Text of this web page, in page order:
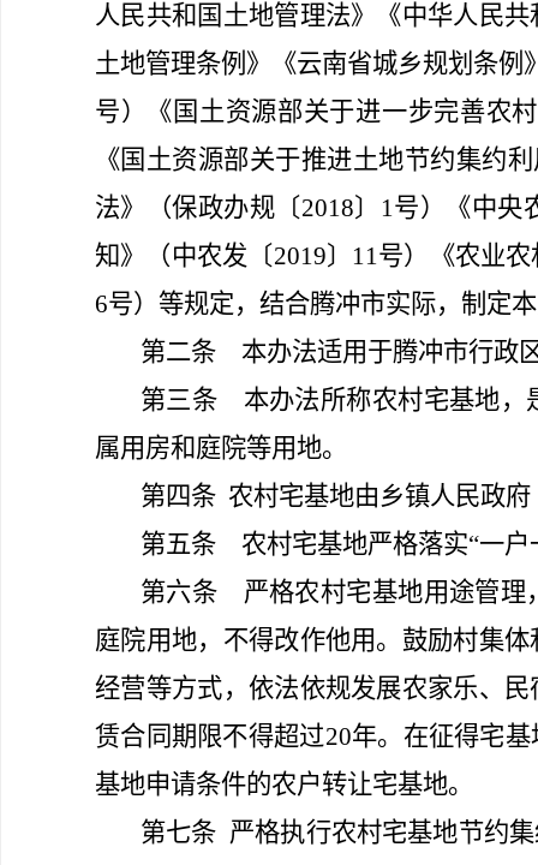
人民共和国土地管理法》《中华人民
土地管理条例》《云南省城乡规划条
号）《国土资源部关于进一步完善农
《国土资源部关于推进土地节约集约
法》
（保政办规〔2018〕1号）《中
知》
（ 中农发〔2019〕11号）《农业
6号）等规定，结合腾冲市实际，制定
第二条 本办法适用于腾冲市行政
第三条 本办法所称农村宅基地，
属用房和庭院等用地。
第四条 农村宅基地由乡镇人民政府
第五条 农村宅基地严格落实“一户
第六条 严格农村宅基地用途管理
庭院用地，不得改作他用。鼓励村集
经营等方式，依法依规发展农家乐、
赁合同期限不得超过20年。在征得宅
基地申请条件的农户转让宅基地。
第七条 严格执行农村宅基地节约